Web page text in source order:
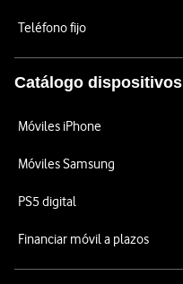
Teléfono fijo
Catálogo dispositivos
Móviles iPhone
Móviles Samsung
PS5 digital
Financiar móvil a plazos